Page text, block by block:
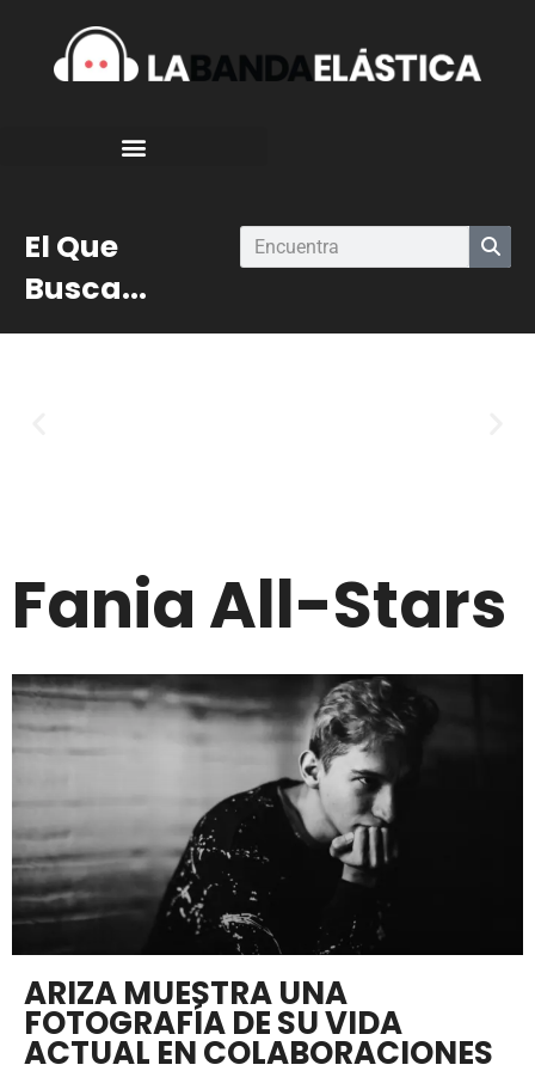
El Que
Busca...
Fania All-Stars
ARIZA MUESTRA UNA
FOTOGRAFÍA DE SU VIDA
ACTUAL EN COLABORACIONES